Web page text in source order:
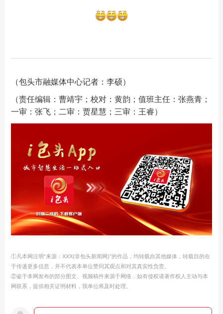
（包头市融媒体中心记者：李硕）
（责任编辑：曹靖宇；校对：黄韵；值班主任：张燕青；
一审：张飞；二审：贾星慧；三审：王睿）
①凡本网注明“来源：XXX(非包头新闻网)”的作品，均转载自其他媒体，转载目的在
于传递更多信息，并不代表本单位赞同其观点和对其真实性负责。
②鉴于本网发布的部分图文、视频稿件来源于网络，如有侵权请著作权人主动与本
网联系，提供相关证明材料，我单位将及时处理。